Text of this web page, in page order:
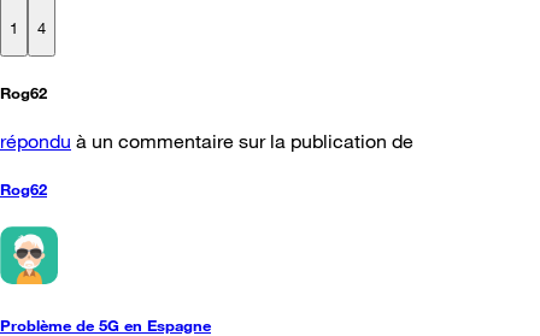
1 4
Rog62
répondu à un commentaire sur la publication de
Rog62
Problème de 5G en Espagne